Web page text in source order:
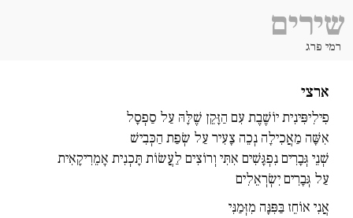
שירים
רמי פרג
ארצי
פִילִיפִּינִית יוֹשֶׁבֶת עִם הַזָּקֵן שֶׁלָּהּ עַל סַפְסָל
אִשָּׁה מַאֲכִילָה נְכֵה צָעִיר עַל שְׂפַת הַכְּבִישׁ
שְׁנֵי גְּבָרִים נִפְגָּשִׁים אִתִּי וְרוֹצִים לַעֲשׂוֹת תָּכְנִית אָמֵרִיקָאִית
עַל גְּבָרִים יִשְׂרְאֵלִים
אֲנִי אוֹחֵז בַּפִּנָּה מִזְּמַנִּי